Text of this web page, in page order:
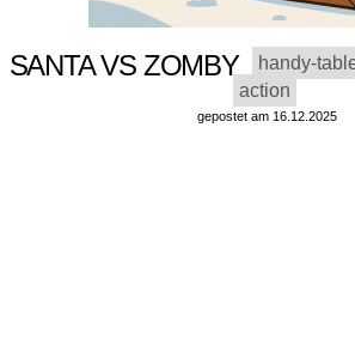
SANTA VS ZOMBY handy-
action
gepostet am 16.12.2025